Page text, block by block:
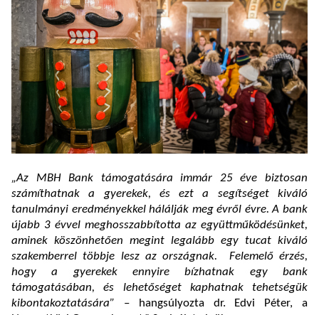
„Az MBH Bank támogatására immár 25 éve biztosan
számíthatnak a gyerekek, és ezt a segítséget kiváló
tanulmányi eredményekkel hálálják meg évről évre. A bank
újabb 3 évvel meghosszabbította az együttműködésünket,
aminek köszönhetően megint legalább egy tucat kiváló
szakemberrel többje lesz az országnak.
Felemelő érzés,
hogy a gyerekek ennyire bízhatnak egy bank
támogatásában, és lehetőséget kaphatnak tehetségük
kibontakoztatására” – hangsúlyozta dr. Edvi Péter, a